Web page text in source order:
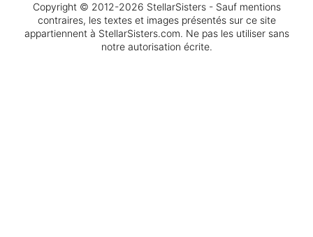
Copyright © 2012-2026 StellarSisters - Sauf mentions
contraires, les textes et images présentés sur ce site
appartiennent à StellarSisters.com. Ne pas les utiliser sans
notre autorisation écrite.